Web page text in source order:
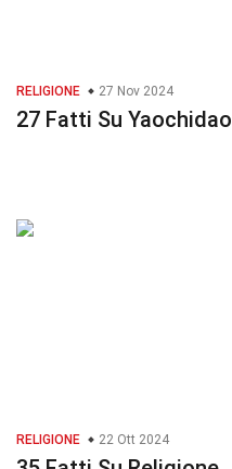
RELIGIONE 27 Nov 2024
27 Fatti Su Yaochidao
RELIGIONE 22 Ott 2024